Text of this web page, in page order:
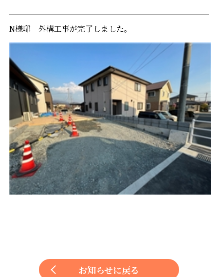
N様邸 外構工事が完了しました。
お知らせに戻る